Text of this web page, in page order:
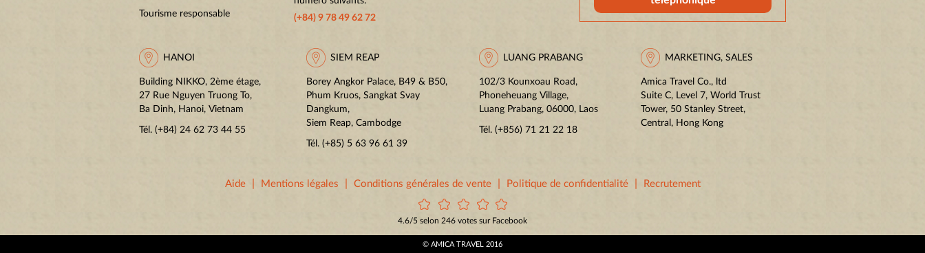
Tourisme responsable
(+84) 9 78 49 62 72
HANOI
Building NIKKO, 2ème étage,
27 Rue Nguyen Truong To,
Ba Dinh, Hanoi, Vietnam
Tél. (+84) 24 62 73 44 55
SIEM REAP
Borey Angkor Palace, B49 & B50,
Phum Kruos, Sangkat Svay
Dangkum,
Siem Reap, Cambodge
Tél. (+85) 5 63 96 61 39
LUANG PRABANG
102/3 Kounxoau Road,
Phoneheuang Village,
Luang Prabang, 06000, Laos
Tél. (+856) 71 21 22 18
MARKETING, SALES
Amica Travel Co., ltd
Suite C, Level 7, World Trust
Tower, 50 Stanley Street,
Central, Hong Kong
Aide Mentions légales Conditions générales de vente Politique de confidentialité Recrutement
4.6/5 selon 246 votes sur Facebook
© AMICA TRAVEL 2016